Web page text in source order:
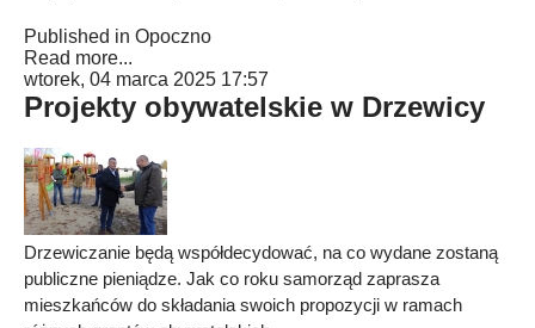
Published in Opoczno
Read more...
wtorek, 04 marca 2025 17:57
Projekty obywatelskie w Drzewicy
Drzewiczanie będą współdecydować, na co wydane zostaną
publiczne pieniądze. Jak co roku samorząd zaprasza
mieszkańców do składania swoich propozycji w ramach